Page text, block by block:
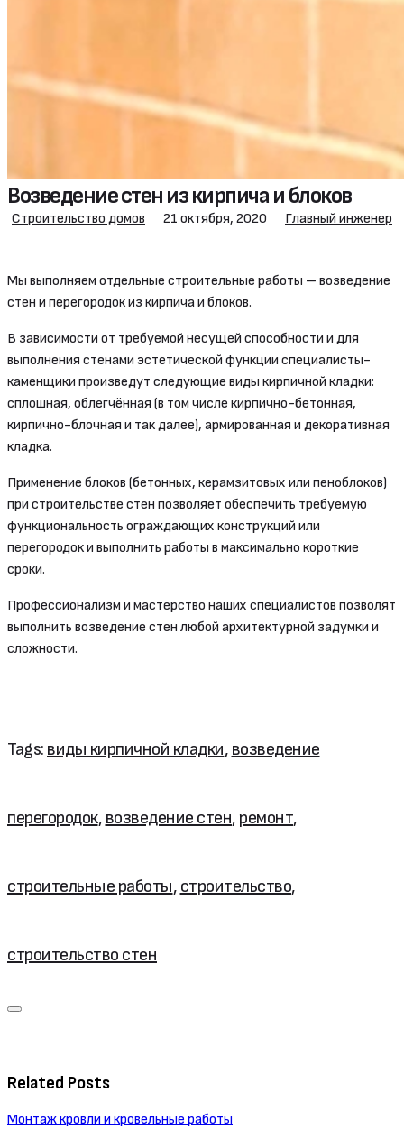
Возведение стен из кирпича и блоков
21 октября, 2020 Главный инженер
Строительство домов
Мы выполняем отдельные строительные работы – возведение
стен и перегородок из кирпича и блоков.
В зависимости от требуемой несущей способности и для
выполнения стенами эстетической функции специалисты-
каменщики произведут следующие виды кирпичной кладки:
сплошная, облегчённая (в том числе кирпично-бетонная,
кирпично-блочная и так далее), армированная и декоративная
кладка.
Применение блоков (бетонных, керамзитовых или пеноблоков)
при строительстве стен позволяет обеспечить требуемую
функциональность ограждающих конструкций или
перегородок и выполнить работы в максимально короткие
сроки.
Профессионализм и мастерство наших специалистов позволят
выполнить возведение стен любой архитектурной задумки и
сложности.
Tags: виды кирпичной кладки, возведение
перегородок, возведение стен,ремонт,
строительные работы, строительство,
строительство стен
Related Posts
Монтаж кровли и кровельные работы